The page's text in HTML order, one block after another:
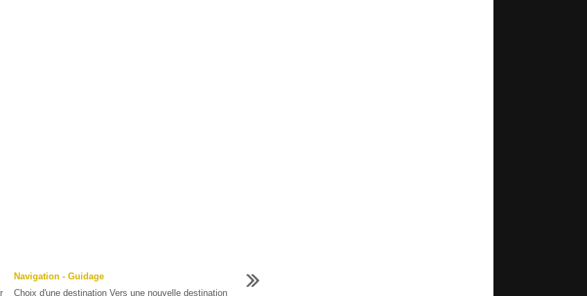
Navigation - Guidage
Choix d'une destination Vers une nouvelle destination